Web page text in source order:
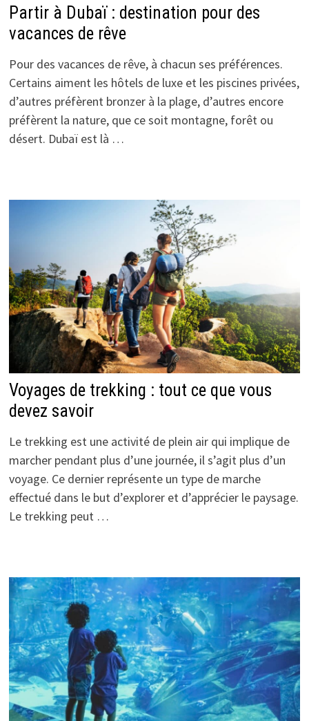
Partir à Dubaï : destination pour des
vacances de rêve
Pour des vacances de rêve, à chacun ses préférences.
Certains aiment les hôtels de luxe et les piscines privées,
d’autres préfèrent bronzer à la plage, d’autres encore
préfèrent la nature, que ce soit montagne, forêt ou
désert. Dubaï est là …
Voyages de trekking : tout ce que vous
devez savoir
Le trekking est une activité de plein air qui implique de
marcher pendant plus d’une journée, il s’agit plus d’un
voyage. Ce dernier représente un type de marche
effectué dans le but d’explorer et d’apprécier le paysage.
Le trekking peut …